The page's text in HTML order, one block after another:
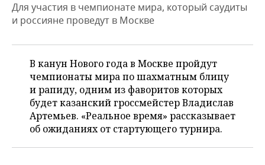
КОРОЛИ ГОСЗАКАЗА ПФО
КОМУ ПРИНАДЛЕЖАТ
ТОРГОВЫЕ ЦЕНТРЫ
ФИНАНСЫ
БЮДЖЕТ
ИНВЕСТИЦИИ
НОВОСТИ
ПРОМЫШЛЕННОСТИ
АГРОПРОМ
МАШИНОСТРОЕНИЕ
НЕФТЕХИМИЯ
НЕФТЬ
НЕДВИЖИМОСТЬ
НОВОСТИ АВТО
БИЗНЕС
НОВОСТИ БИЗНЕСА
РОЗНИЧНАЯ ТОРГОВЛЯ
ТРАНСПОРТ
ТЕХНОЛОГИИ
НОВОСТИ ТЕХНОЛОГИЙ
IT
МЕРОПРИЯТИЯ
НОВОСТИ МЕРОПРИЯТИЙ
СПОРТ
Для участия в чемпионате мира, который саудиты
и россияне проведут в Москве
В канун Нового года в Москве пройдут
чемпионаты мира по шахматным блицу
и рапиду, одним из фаворитов которых
будет казанский гроссмейстер Владислав
Артемьев. «Реальное время» рассказывает
об ожиданиях от стартующего турнира.